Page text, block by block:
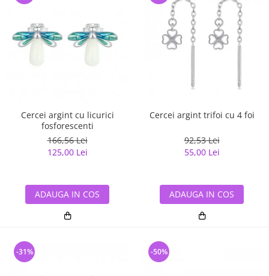
Cercei argint cu licurici
fosforescenti
166,56 Lei
125,00 Lei
ADAUGA IN COS
Cercei argint trifoi cu 4 foi
92,53 Lei
55,00 Lei
ADAUGA IN COS
-31% -50%